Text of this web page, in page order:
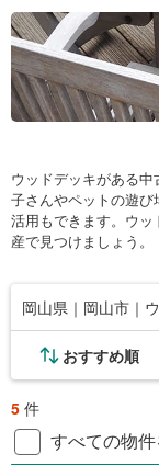
ウッドデッキがある
子さんやペットの遊
活用もできます。ウ
産で見つけましょう。
岡山県｜岡山市｜
おすすめ順
5 件
すべての物